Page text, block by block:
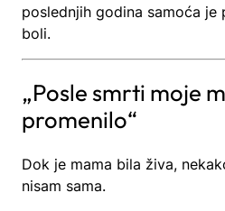
poslednjih godina samoća
boli.
„Posle smrti moje
promenilo“
Dok je mama bila živa,
nisam sama.